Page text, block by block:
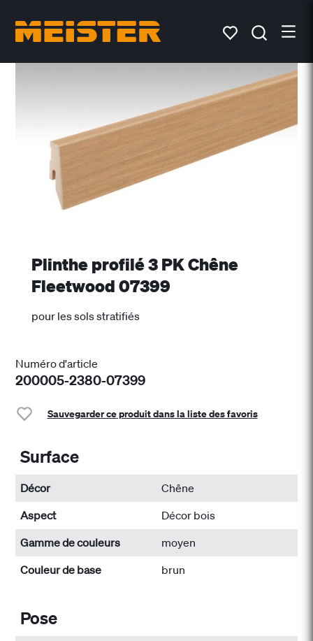
Plinthe profilé 3 PK Chêne
Fleetwood 07399
pour les sols stratifiés
Numéro d'article
200005-2380-07399
Sauvegarder ce produit dans la liste des favoris
Surface
Décor
Chêne
Aspect
Décor bois
Gamme de couleurs
moyen
Couleur de base
brun
Pose